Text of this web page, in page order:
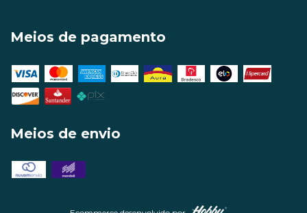
Meios de pagamento
Meios de envio